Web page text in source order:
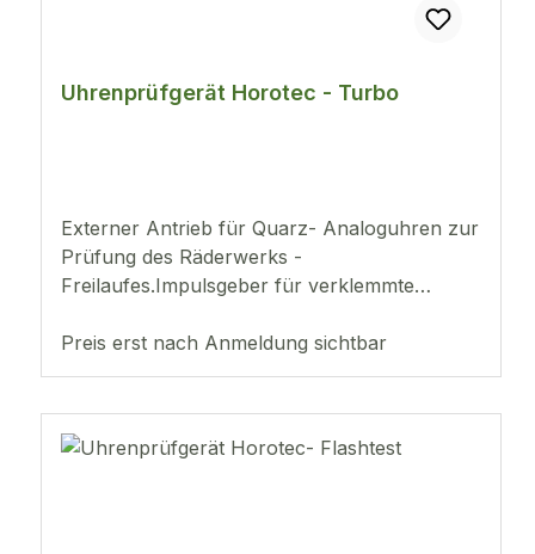
Uhrenprüfgerät Horotec - Turbo
Externer Antrieb für Quarz- Analoguhren zur
Prüfung des Räderwerks -
Freilaufes.Impulsgeber für verklemmte
Preis erst nach Anmeldung sichtbar